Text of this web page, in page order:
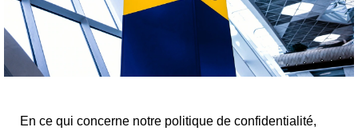
En ce qui concerne notre politique de confidentialité,